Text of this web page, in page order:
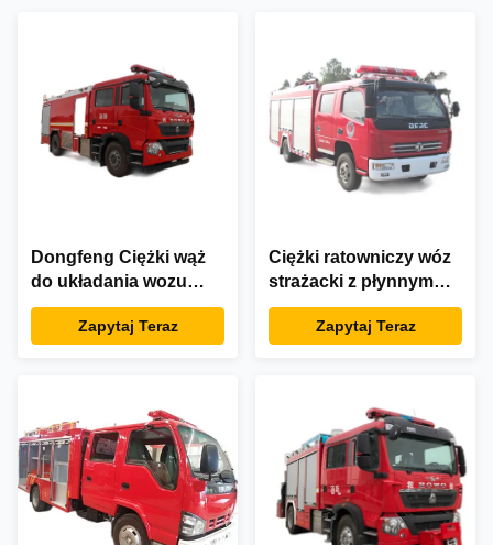
Dongfeng Ciężki wąż
do układania wozu
ratowniczego 210 KM
Zapytaj Teraz
Ciężki ratowniczy wóz
strażacki z płynnym
olejem napędowym
Niestandardowy 85 km
Zapytaj Teraz